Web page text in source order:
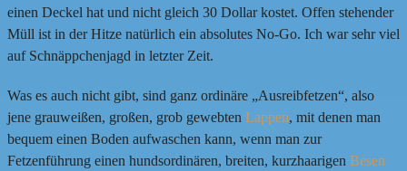
einen Deckel hat und nicht gleich 30 Dollar kostet. Offen stehender
Müll ist in der Hitze natürlich ein absolutes No-Go. Ich war sehr viel
auf Schnäppchenjagd in letzter Zeit.
Was es auch nicht gibt, sind ganz ordinäre „Ausreibfetzen“, also
jene grauweißen, großen, grob gewebten Lappen, mit denen man
bequem einen Boden aufwaschen kann, wenn man zur
Fetzenführung einen hundsordinären, breiten, kurzhaarigen Besen